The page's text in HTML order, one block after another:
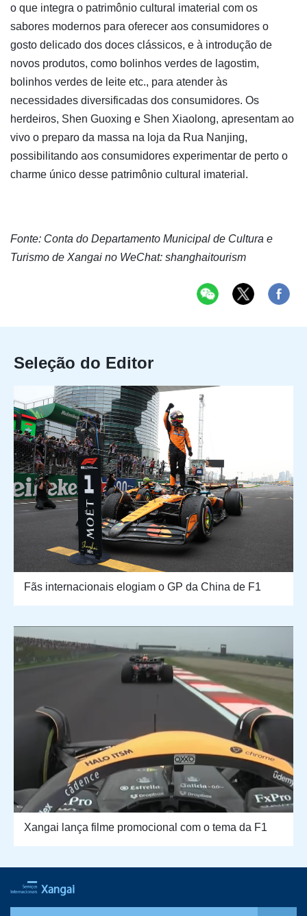
o que integra o patrimônio cultural imaterial com os
sabores modernos para oferecer aos consumidores o
gosto delicado dos doces clássicos, e à introdução de
novos produtos, como bolinhos verdes de lagostim,
bolinhos verdes de leite etc., para atender às
necessidades diversificadas dos consumidores. Os
herdeiros, Shen Guoxing e Shen Xiaolong, apresentam ao
vivo o preparo da massa na loja da Rua Nanjing,
possibilitando aos consumidores experimentar de perto o
charme único desse patrimônio cultural imaterial.
Fonte: Conta do Departamento Municipal de Cultura e
Turismo de Xangai no WeChat: shanghaitourism
Seleção do Editor
Fãs internacionais elogiam o GP da China de F1
Xangai lança filme promocional com o tema da F1